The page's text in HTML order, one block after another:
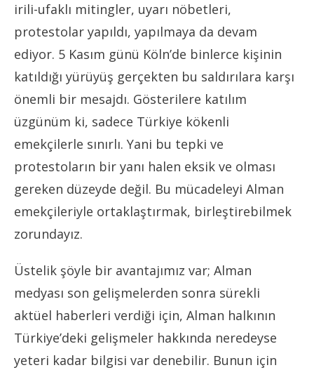
irili-ufaklı mitingler, uyarı nöbetleri,
protestolar yapıldı, yapılmaya da devam
ediyor. 5 Kasım günü Köln’de binlerce kişinin
katıldığı yürüyüş gerçekten bu saldırılara karşı
önemli bir mesajdı. Gösterilere katılım
üzgünüm ki, sadece Türkiye kökenli
emekçilerle sınırlı. Yani bu tepki ve
protestoların bir yanı halen eksik ve olması
gereken düzeyde değil. Bu mücadeleyi Alman
emekçileriyle ortaklaştırmak, birleştirebilmek
zorundayız.
Üstelik şöyle bir avantajımız var; Alman
medyası son gelişmelerden sonra sürekli
aktüel haberleri verdiği için, Alman halkının
Türkiye’deki gelişmeler hakkında neredeyse
yeteri kadar bilgisi var denebilir. Bunun için